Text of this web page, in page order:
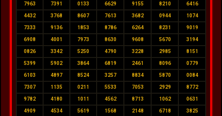
7963 7391 0133 6629 9155 8210 6416
4432 3768 8607 7613 3682 0944 1074
7333 9136 1853 8786 6264 8231 9019
6908 4001 7973 8630 9608 5670 3194
0826 3342 5250 4790 3228 2985 8151
5399 5902 3864 6819 2461 8096 0779
6103 4897 8524 3257 8834 5870 0084
7307 1135 0211 5533 7053 2929 8772
9782 4180 1011 4562 8713 1062 0631
4909 4534 5619 1568 2148 6718 3825